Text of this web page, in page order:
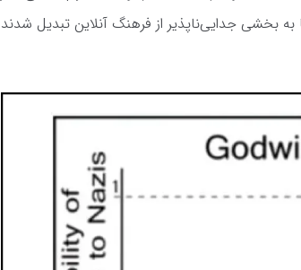
بخشی جدایی‌ناپذیر از فرهنگ آنلاین تبدیل شدند